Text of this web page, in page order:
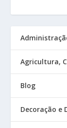
Agricultura,
Blog
Decoração e